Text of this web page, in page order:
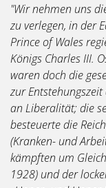
"Wir nehmen uns
zu verlegen, in der
Prince of Wales
Königs Charles III.
waren doch die
zur Entstehungszeit
an Liberalität; die
besteuerte die
(Kranken- und
kämpften um
1928) und der